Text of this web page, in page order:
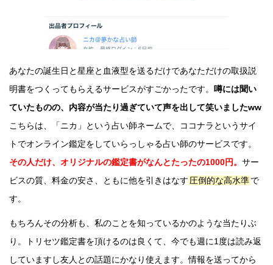
あなたの誕生日と星座と血液型を送るだけであなただけの取扱説
明書をつくってもらえるサービスがすごかったです。
噂には聞い
ていたものの、内容が当たり過ぎていて声を出して笑いましたww
こちらは、「ニカ」という占い師ネームで、ココナラというサイ
トでオンライン鑑定をしていらっしゃる占い師のサービスです。
その人だけ、オリジナルの鑑定書がなんとたったの1000円。 サー
ビスの質、料金の安さ、ともに他を引きはなす 圧倒的な高水準で
す。
もちろんその分析も、私のことを知っているかのような当たりぶ
り。トリセツ鑑定書を頂けるのは良くて、今でも週に1度は読み返
していますし友人との話題にかなり使えます。情報を送ってから